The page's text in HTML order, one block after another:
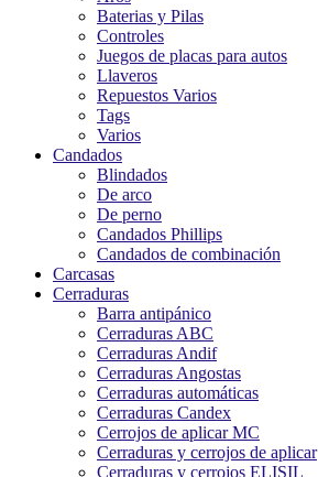
Baterias y Pilas
Controles
Juegos de placas para autos
Llaveros
Repuestos Varios
Tags
Varios
Candados
Blindados
De arco
De perno
Candados Phillips
Candados de combinación
Carcasas
Cerraduras
Barra antipánico
Cerraduras ABC
Cerraduras Andif
Cerraduras Angostas
Cerraduras automáticas
Cerraduras Candex
Cerrojos de aplicar MC
Cerraduras y cerrojos de aplicar
Cerraduras y cerrojos ELISIL